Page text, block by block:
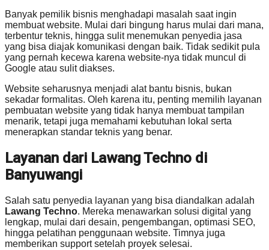
Banyak pemilik bisnis menghadapi masalah saat ingin
membuat website. Mulai dari bingung harus mulai dari mana,
terbentur teknis, hingga sulit menemukan penyedia jasa
yang bisa diajak komunikasi dengan baik. Tidak sedikit pula
yang pernah kecewa karena website-nya tidak muncul di
Google atau sulit diakses.
Website seharusnya menjadi alat bantu bisnis, bukan
sekadar formalitas. Oleh karena itu, penting memilih layanan
pembuatan website yang tidak hanya membuat tampilan
menarik, tetapi juga memahami kebutuhan lokal serta
menerapkan standar teknis yang benar.
Layanan dari Lawang Techno di
Banyuwangi
Salah satu penyedia layanan yang bisa diandalkan adalah
Lawang Techno. Mereka menawarkan solusi digital yang
lengkap, mulai dari desain, pengembangan, optimasi SEO,
hingga pelatihan penggunaan website. Timnya juga
memberikan support setelah proyek selesai.